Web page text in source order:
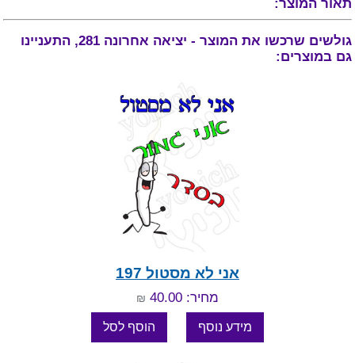
תאור המוצר:
גולשים שרכשו את המוצר - יציאה אחרונה 281, התעניינו
גם במוצרים:
אני לא מסטול 197
מחיר: 40.00 ₪